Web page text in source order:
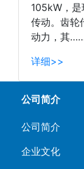
105kW，
传动。齿轮
动力，其
详细>>
公司简介
公司简介
企业文化